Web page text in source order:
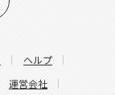
ヘルプ
運営会社